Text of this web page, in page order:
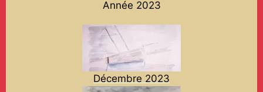
Année 2023
Décembre 2023